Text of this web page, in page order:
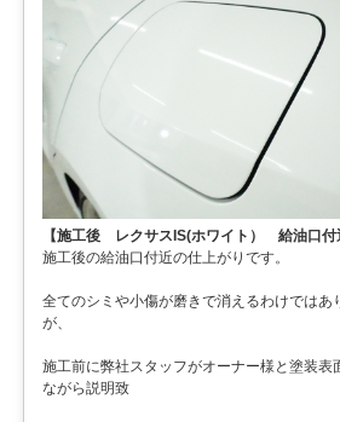
【施工後 レクサスIS(ホワイト） 給油口付
施工後の給油口付近の仕上がりです。
全てのシミや小傷が磨きで消えるわけではあ
が、
施工前に弊社スタッフがオーナー様と塗装表
ながら説明致